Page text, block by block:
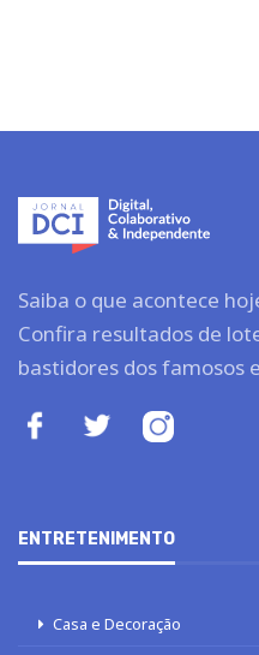
Saiba o que acontece
Confira resultados de
bastidores dos famosos
ENTRETENIMENTO
Casa e Decoração